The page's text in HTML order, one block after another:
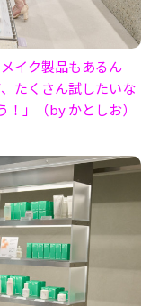
イク製品もあるん
たくさん試したいな
」（by かとしお）